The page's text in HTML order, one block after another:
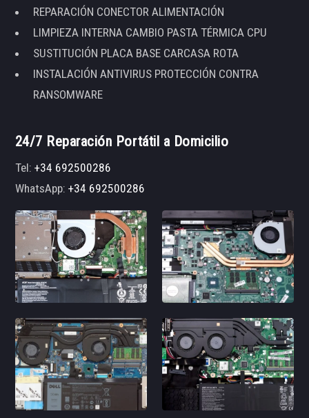
REPARACIÓN CONECTOR ALIMENTACIÓN
LIMPIEZA INTERNA CAMBIO PASTA TÉRMICA CPU
SUSTITUCIÓN PLACA BASE CARCASA ROTA
INSTALACIÓN ANTIVIRUS PROTECCIÓN CONTRA
RANSOMWARE
24/7 Reparación Portátil a Domicilio
Tel:+34 692500286
WhatsApp:+34 692500286